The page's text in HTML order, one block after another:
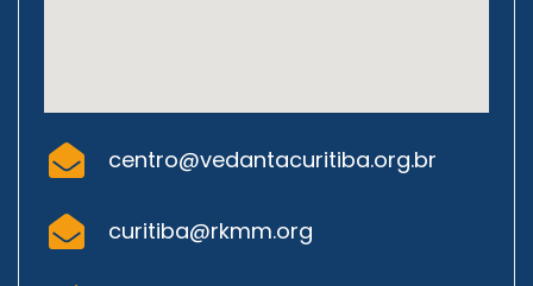
centro@vedantacuritiba.org.br
curitiba@rkmm.org